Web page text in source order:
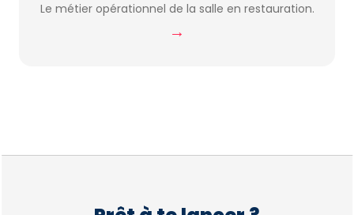
Le métier opérationnel de la salle en restauration.
→